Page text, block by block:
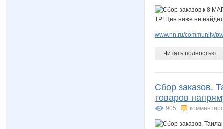
www.nn.ru/community/
Читать полностью
Сбор заказов.
товаров
905